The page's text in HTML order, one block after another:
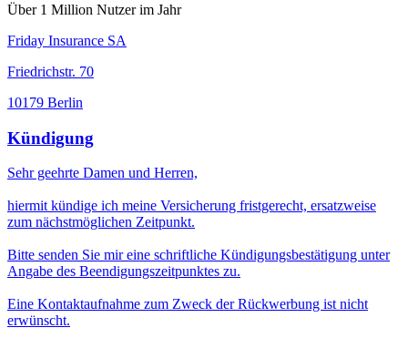
Über 1 Million Nutzer im Jahr
Friday Insurance SA
Friedrichstr. 70
10179 Berlin
Kündigung
Sehr geehrte Damen und Herren,
hiermit kündige ich meine Versicherung fristgerecht, ersatzweise
zum nächstmöglichen Zeitpunkt.
Bitte senden Sie mir eine schriftliche Kündigungsbestätigung unter
Angabe des Beendigungszeitpunktes zu.
Eine Kontaktaufnahme zum Zweck der Rückwerbung ist nicht
erwünscht.